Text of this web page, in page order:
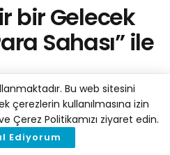
bir Gelecek
Sahası” ile
2022
A
Bu web sitesini
çerezlerin kullanılmasına izin
Çerez Politikamızı ziyaret edin.
Ediyorum